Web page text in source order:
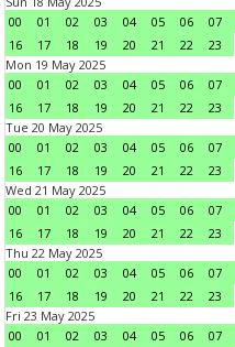
00
01 02 03 04 05 06 07
16
17 18 19 20 21 22
23
Mon 19 May 2025
00
01 02 03 04 05 06 07
16
17 18 19 20 21 22
23
Tue 20 May 2025
00
01 02 03 04 05 06 07
16
17 18 19 20 21 22
23
Wed 21 May 2025
00
01 02 03 04 05 06 07
16
17 18 19 20 21 22
23
Thu 22 May 2025
00
01 02 03 04 05 06 07
16
17 18 19 20 21 22
23
Fri 23 May 2025
00
01 02 03 04 05 06 07